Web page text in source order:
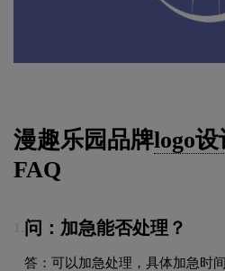
漫趣乐园品牌logo设
FAQ
问：加急能否处理？
答：可以加急处理，具体加急时